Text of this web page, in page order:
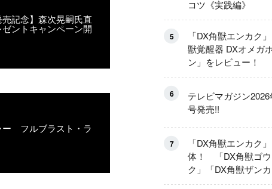
売記念】森次晃嗣氏直
ントキャンペーン開
フルブラスト・ラ
コツ《実践編》
5
「DX角獣エンカク
獣覚醒器 DXオメガ
ン」をレビュー！
ハンター オメガホ
6
テレビマガジン2026
号発売!!
7
「DX角獣エンカク
体！ 「DX角獣ゴウ
ク」「DX角獣ザン
をレビュー！